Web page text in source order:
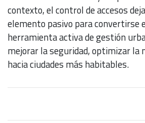
contexto, el control de accesos
elemento pasivo para convertirse
herramienta activa de gestión
mejorar la seguridad, optimizar la
hacia ciudades más habitables.